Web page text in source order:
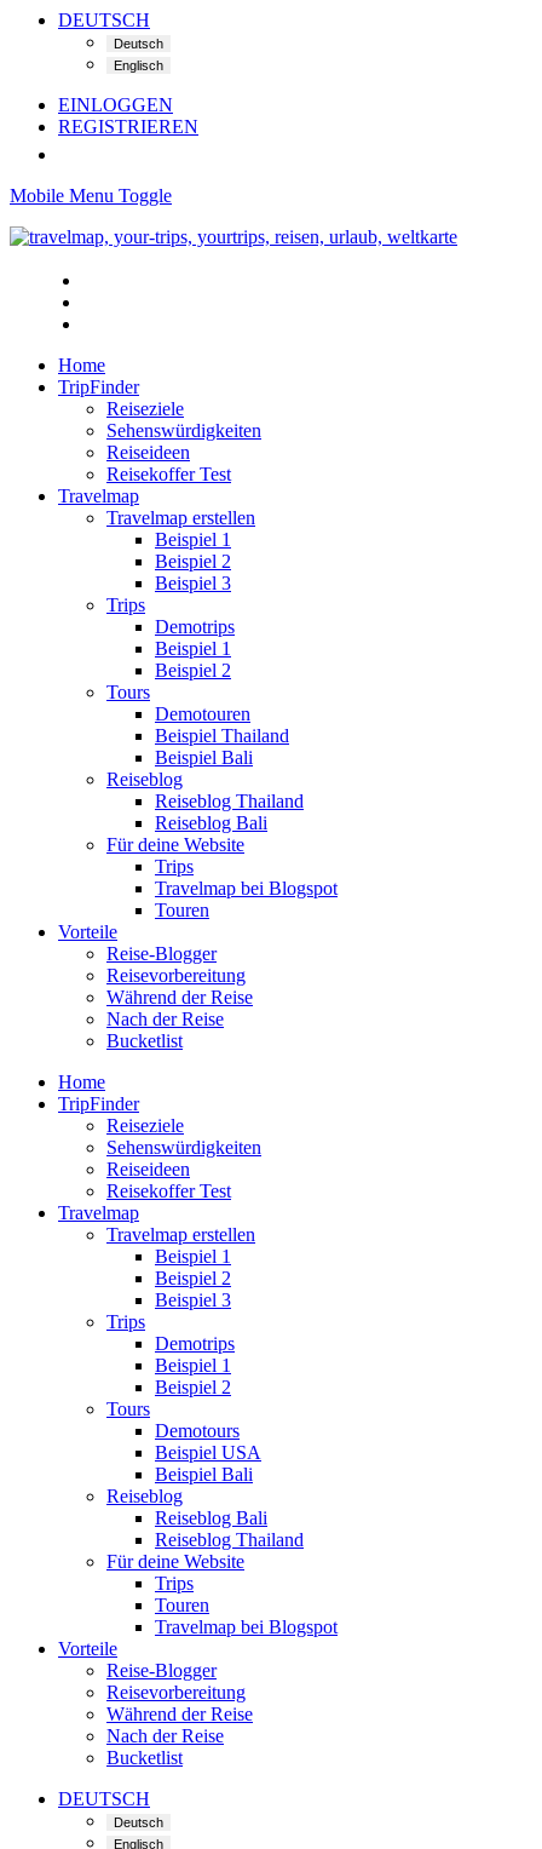
DEUTSCH
EINLOGGEN
REGISTRIEREN
Mobile Menu Toggle
Home
TripFinder
Reiseziele
Sehenswürdigkeiten
Reiseideen
Reisekoffer Test
Travelmap
Travelmap erstellen
Beispiel 1
Beispiel 2
Beispiel 3
Trips
Demotrips
Beispiel 1
Beispiel 2
Tours
Demotouren
Beispiel Thailand
Beispiel Bali
Reiseblog
Reiseblog Thailand
Reiseblog Bali
Für deine Website
Trips
Travelmap bei Blogspot
Touren
Vorteile
Reise-Blogger
Reisevorbereitung
Während der Reise
Nach der Reise
Bucketlist
Home
TripFinder
Reiseziele
Sehenswürdigkeiten
Reiseideen
Reisekoffer Test
Travelmap
Travelmap erstellen
Beispiel 1
Beispiel 2
Beispiel 3
Trips
Demotrips
Beispiel 1
Beispiel 2
Tours
Demotours
Beispiel USA
Beispiel Bali
Reiseblog
Reiseblog Bali
Reiseblog Thailand
Für deine Website
Trips
Touren
Travelmap bei Blogspot
Vorteile
Reise-Blogger
Reisevorbereitung
Während der Reise
Nach der Reise
Bucketlist
DEUTSCH